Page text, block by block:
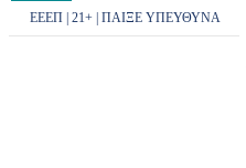
ΕΕΕΠ | 21+ | ΠΑΙΞΕ ΥΠΕΥΘΥΝΑ